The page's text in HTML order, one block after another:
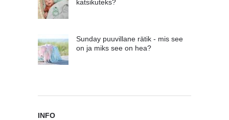
katsikuteks?
Sunday puuvillane rätik - mis see
on ja miks see on hea?
INFO